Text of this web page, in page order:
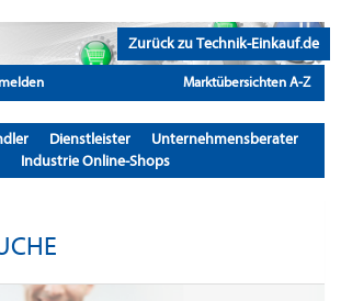
Zurück zu Technik-Einkauf.de
Marktübersichten A-Z
Dienstleister
Unternehmensberater
Industrie Online-Shops